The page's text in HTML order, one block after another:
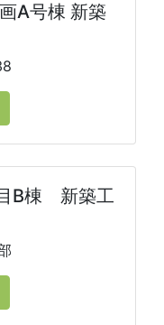
A号棟 新築
B棟 新築工